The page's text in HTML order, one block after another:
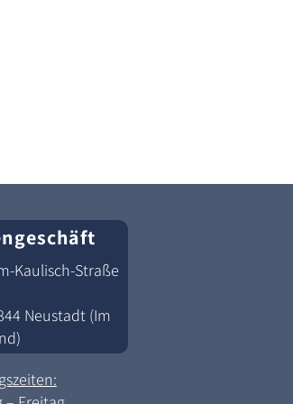
Kaulisch-Straße
Neustadt (Im